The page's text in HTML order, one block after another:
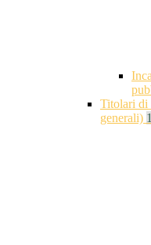
Titolari di
generali)